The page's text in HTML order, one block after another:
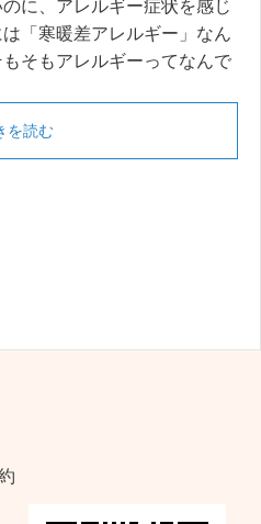
に、アレルギー症状を感じ
「寒暖差アレルギー」なん
そもアレルギーってなんで
を読む